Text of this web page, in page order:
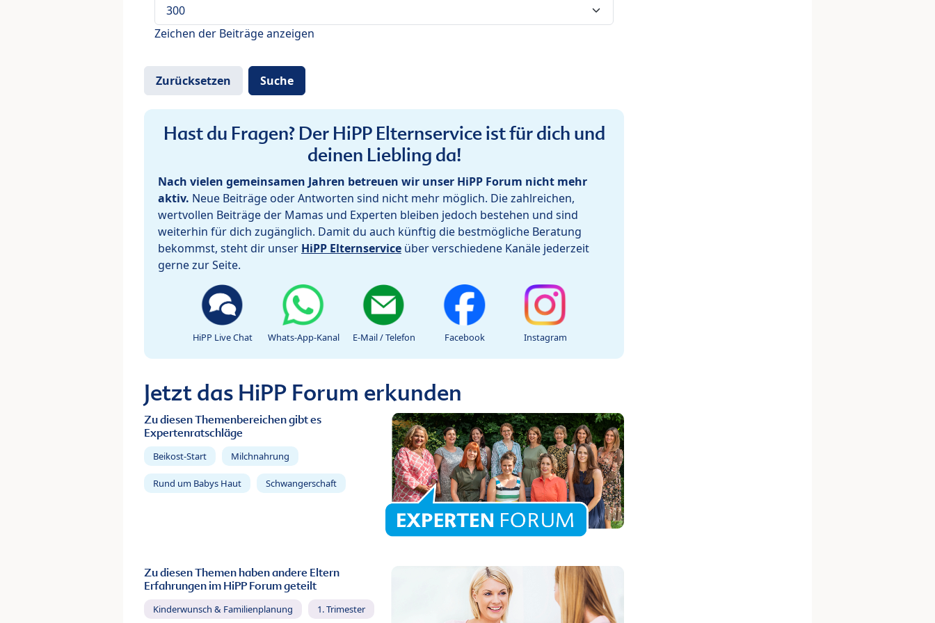
Zeichen der Beiträge anzeigen
Hast du Fragen? Der HiPP Elternservice ist für dich und
deinen Liebling da!
Nach vielen gemeinsamen Jahren betreuen wir unser HiPP Forum nicht mehr
aktiv. Neue Beiträge oder Antworten sind nicht mehr möglich. Die zahlreichen,
wertvollen Beiträge der Mamas und Experten bleiben jedoch bestehen und sind
weiterhin für dich zugänglich. Damit du auch künftig die bestmögliche Beratung
bekommst, steht dir unser HiPP Elternservice über verschiedene Kanäle jederzeit
gerne zur Seite.
HiPP Live Chat Whats-App-Kanal E-Mail / Telefon Facebook Instagram
Jetzt das HiPP Forum erkunden
Zu diesen Themenbereichen gibt es
Expertenratschläge
Beikost-Start Milchnahrung
Rund um Babys Haut Schwangerschaft
Zu diesen Themen haben andere Eltern
Erfahrungen im HiPP Forum geteilt
Kinderwunsch & Familienplanung 1. Trimester